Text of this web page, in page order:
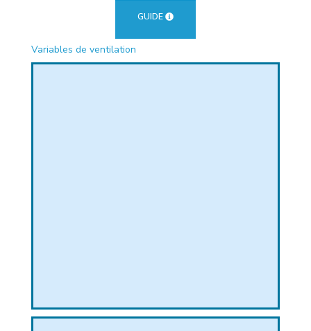
GUIDE
Variables de ventilation